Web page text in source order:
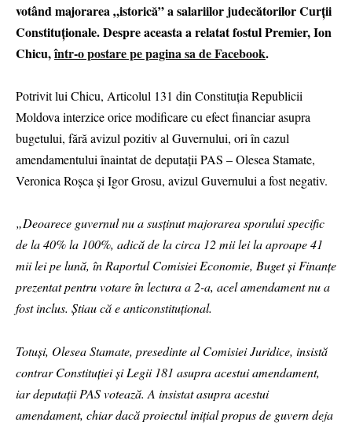
votând majorarea „istorică” a salariilor judecătorilor Curții
Constituționale. Despre aceasta a relatat fostul Premier, Ion
Chicu,într-o postare pe pagina sa de Facebook.
Potrivit lui Chicu, Articolul 131 din Constituția Republicii
Moldova interzice orice modificare cu efect financiar asupra
bugetului, fără avizul pozitiv al Guvernului, ori în cazul
amendamentului înaintat de deputații PAS – Olesea Stamate,
Veronica Roșca și Igor Grosu, avizul Guvernului a fost negativ.
„Deoarece guvernul nu a susținut majorarea sporului specific
de la 40% la 100%, adică de la circa 12 mii lei la aproape 41
mii lei pe lună, în Raportul Comisiei Economie, Buget și Finanțe
prezentat pentru votare în lectura a 2-a, acel amendament nu a
fost inclus. Știau că e anticonstituțional.
Totuși, Olesea Stamate, presedinte al Comisiei Juridice, insistă
contrar Constituției și Legii 181 asupra acestui amendament,
iar deputații PAS votează. A insistat asupra acestui
amendament, chiar dacă proiectul inițial propus de guvern deja